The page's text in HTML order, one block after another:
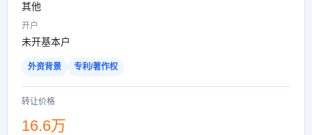
其他
开户
未开基本户
外资背景 专利/著作权
转让价格
16.6万